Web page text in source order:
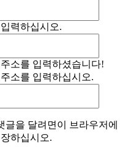
력하십시오.
일
소를 입력하셨습니다!
소를 입력하십시오.
트
글을 달려면이 브라우저
하십시오.